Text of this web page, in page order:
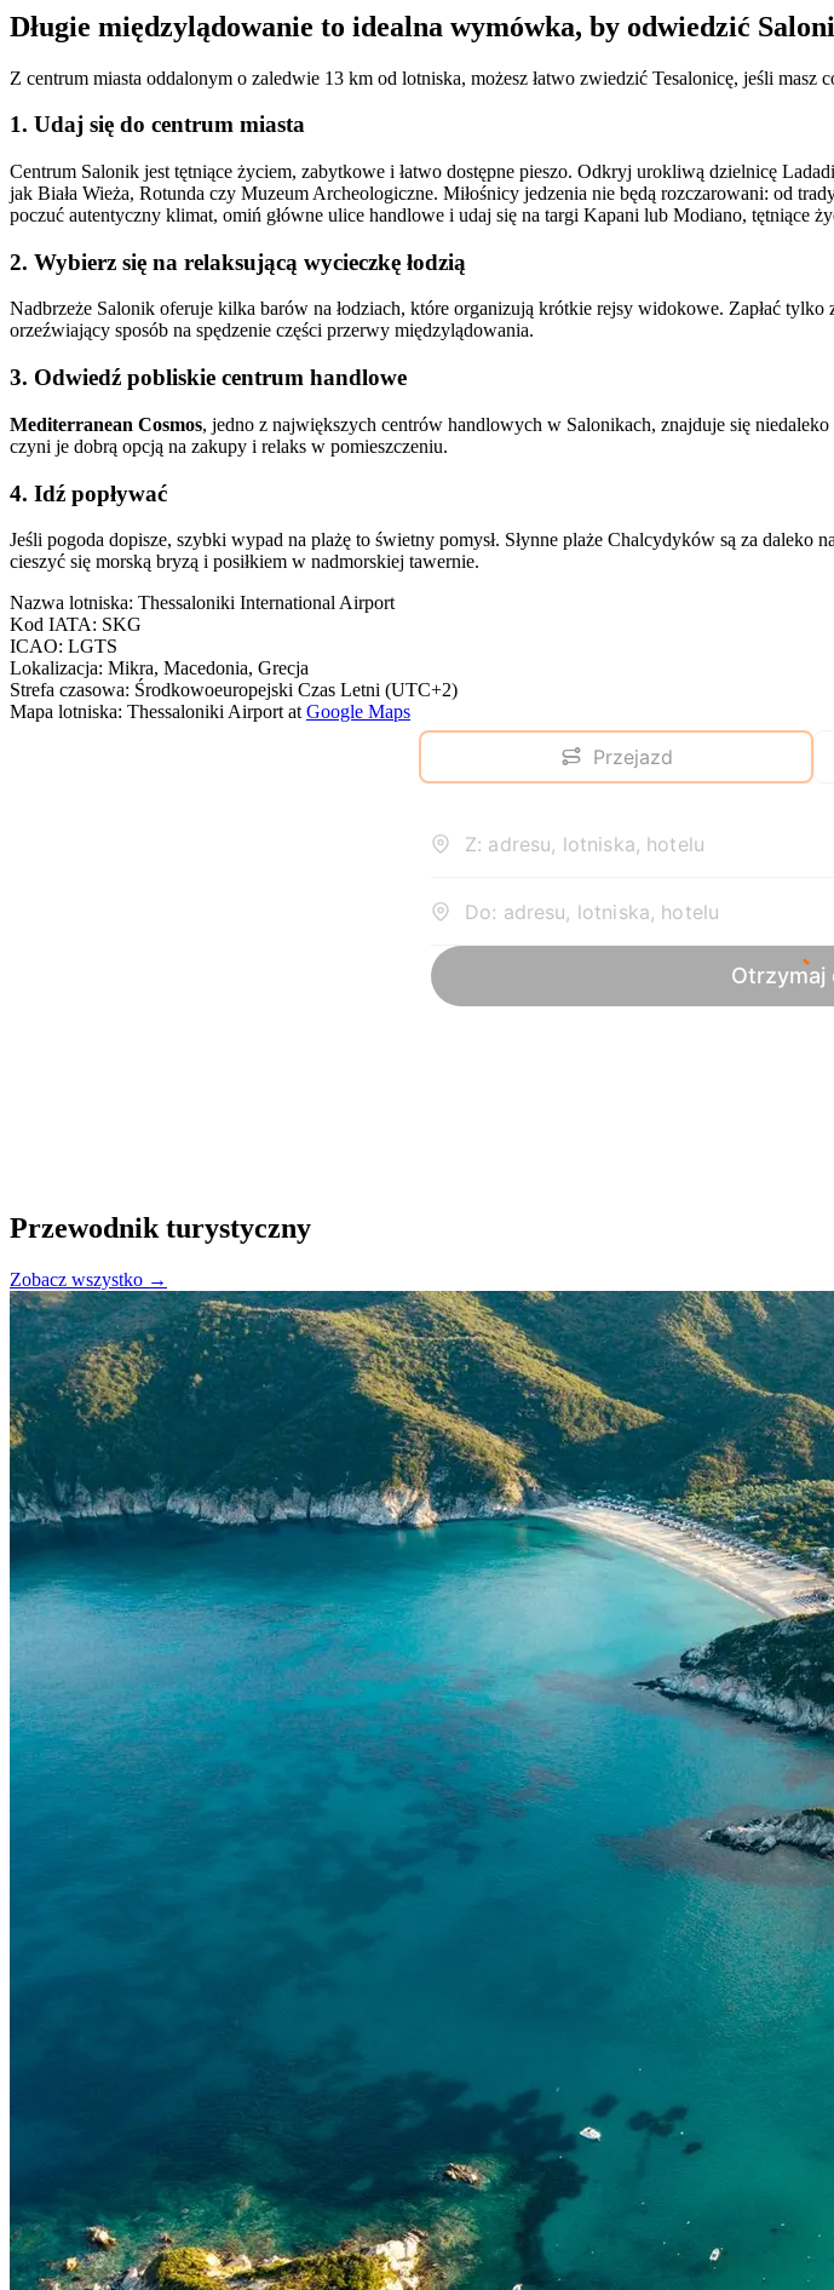
Długie międzylądowanie to idealna wymówka, by odwiedzić
Z centrum miasta oddalonym o zaledwie 13 km od lotniska, możesz łatwo zwiedzić Tesalonicę, jeśli
1. Udaj się do centrum miasta
Centrum Salonik jest tętniące życiem, zabytkowe i łatwo dostępne pieszo. Odkryj urokliwą dzielnicę
jak Biała Wieża, Rotunda czy Muzeum Archeologiczne. Miłośnicy jedzenia nie będą rozczarowani: od
poczuć autentyczny klimat, omiń główne ulice handlowe i udaj się na targi Kapani lub Modiano, tętniące
2. Wybierz się na relaksującą wycieczkę łodzią
Nadbrzeże Salonik oferuje kilka barów na łodziach, które organizują krótkie rejsy widokowe. Zapłać
orzeźwiający sposób na spędzenie części przerwy międzylądowania.
3. Odwiedź pobliskie centrum handlowe
Mediterranean Cosmos, jedno z największych centrów handlowych w Salonikach, znajduje się
czyni je dobrą opcją na zakupy i relaks w pomieszczeniu.
4. Idź popływać
Jeśli pogoda dopisze, szybki wypad na plażę to świetny pomysł. Słynne plaże Chalcydyków są za daleko
cieszyć się morską bryzą i posiłkiem w nadmorskiej tawernie.
Nazwa lotniska: Thessaloniki International Airport
Kod IATA: SKG
ICAO: LGTS
Lokalizacja: Mikra, Macedonia, Grecja
Strefa czasowa: Środkowoeuropejski Czas Letni (UTC+2)
Mapa lotniska: Thessaloniki Airport at Google Maps
Przewodnik turystyczny
Zobacz wszystko →